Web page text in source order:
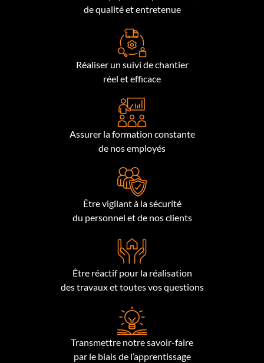
de qualité et entretenue
Réaliser un suivi de chantier
réel et efficace
Assurer la formation constante
de nos employés
Être vigilant à la sécurité
du personnel et de nos clients
Être réactif pour la réalisation
des travaux et toutes vos questions
Transmettre notre savoir-faire
par le biais de l’apprentissage